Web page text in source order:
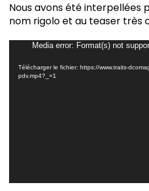
Nous avons été interpellées
nom rigolo et au teaser très
LecteurMedia error: Format(s) not
Télécharger le fichier: https://www.traits-
pdv.mp4?_=1